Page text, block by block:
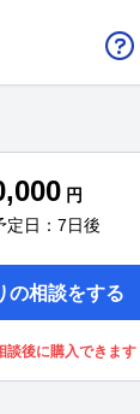
円
定日：7日後
の相談をする
談後に購入できます